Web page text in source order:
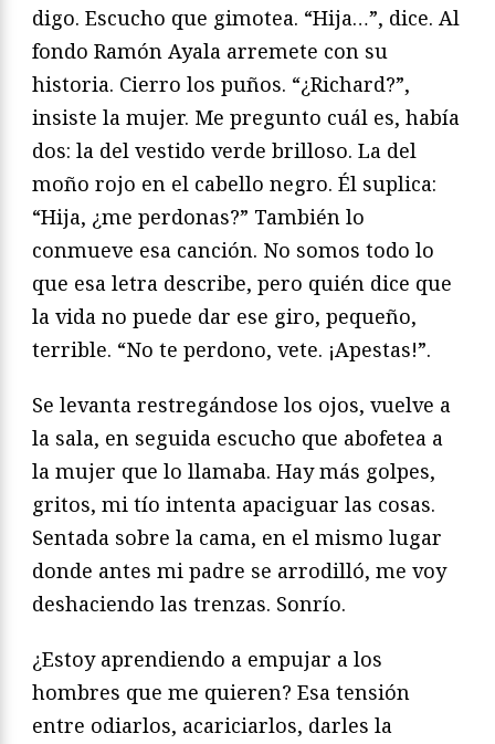
digo. Escucho que gimotea. “Hija…”, dice. Al
fondo Ramón Ayala arremete con su
historia. Cierro los puños. “¿Richard?”,
insiste la mujer. Me pregunto cuál es, había
dos: la del vestido verde brilloso. La del
moño rojo en el cabello negro. Él suplica:
“Hija, ¿me perdonas?” También lo
conmueve esa canción. No somos todo lo
que esa letra describe, pero quién dice que
la vida no puede dar ese giro, pequeño,
terrible. “No te perdono, vete. ¡Apestas!”.
Se levanta restregándose los ojos, vuelve a
la sala, en seguida escucho que abofetea a
la mujer que lo llamaba. Hay más golpes,
gritos, mi tío intenta apaciguar las cosas.
Sentada sobre la cama, en el mismo lugar
donde antes mi padre se arrodilló, me voy
deshaciendo las trenzas. Sonrío.
¿Estoy aprendiendo a empujar a los
hombres que me quieren? Esa tensión
entre odiarlos, acariciarlos, darles la